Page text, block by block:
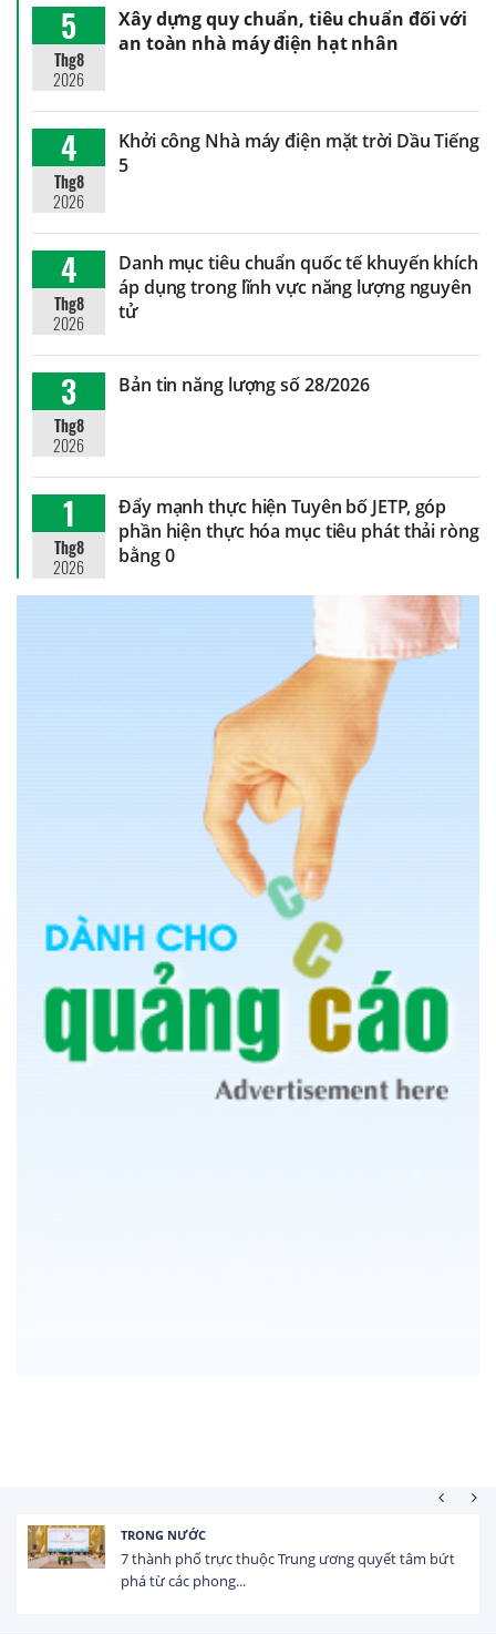
5
Thg8
2026
Xây dựng quy chuẩn, tiêu chuẩn đối với
an toàn nhà máy điện hạt nhân
4
Thg8
2026
Khởi công Nhà máy điện mặt trời Dầu Tiếng
5
4
Thg8
2026
Danh mục tiêu chuẩn quốc tế khuyến khích
áp dụng trong lĩnh vực năng lượng nguyên
tử
3
Thg8
2026
Bản tin năng lượng số 28/2026
1
Thg8
2026
Đẩy mạnh thực hiện Tuyên bố JETP, góp
phần hiện thực hóa mục tiêu phát thải ròng
bằng 0
HOẠT ĐỘNG ĐẦU TƯ
Tổng vốn FDI đăng ký vào Việt Nam đạt gần 25 tỷ
USD trong 5 tháng...